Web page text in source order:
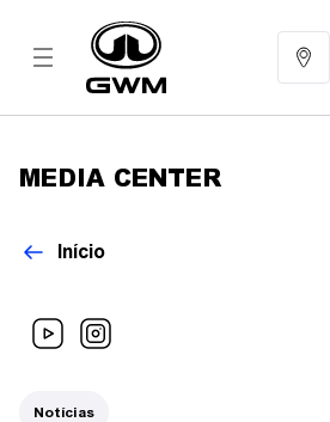
MEDIA CENTER
Início
Notícias